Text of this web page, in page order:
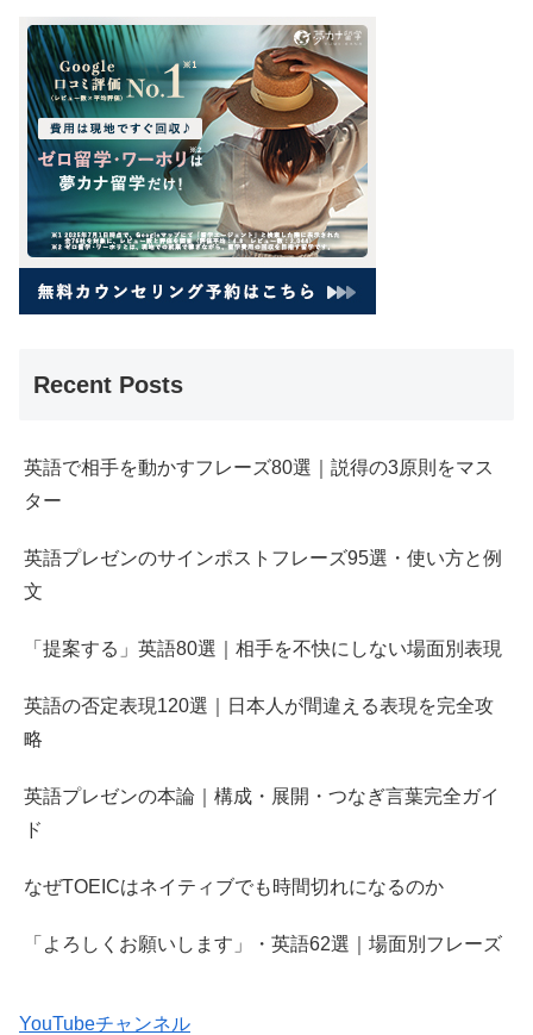
Recent Posts
英語で相手を動かすフレーズ80選｜説得の3原則をマス
ター
英語プレゼンのサインポストフレーズ95選・使い方と例
文
「提案する」英語80選｜相手を不快にしない場面別表現
英語の否定表現120選｜日本人が間違える表現を完全攻
略
英語プレゼンの本論｜構成・展開・つなぎ言葉完全ガイ
ド
なぜTOEICはネイティブでも時間切れになるのか
「よろしくお願いします」・英語62選｜場面別フレーズ
YouTubeチャンネル